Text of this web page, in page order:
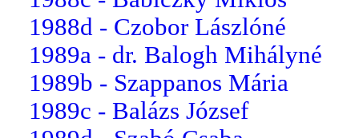
1988d - Czobor Lászlóné
1989a - dr. Balogh Mihályné
1989b - Szappanos Mária
1989c - Balázs József